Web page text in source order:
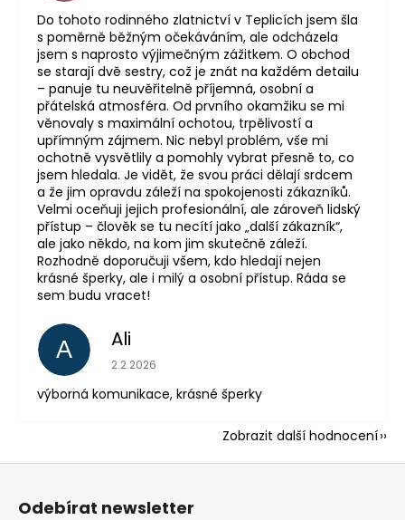
Do tohoto rodinného zlatnictví v Teplicích jsem šla
s poměrně běžným očekáváním, ale odcházela
jsem s naprosto výjimečným zážitkem. O obchod
se starají dvě sestry, což je znát na každém detailu
– panuje tu neuvěřitelně příjemná, osobní a
přátelská atmosféra. Od prvního okamžiku se mi
věnovaly s maximální ochotou, trpělivostí a
upřímným zájmem. Nic nebyl problém, vše mi
ochotně vysvětlily a pomohly vybrat přesně to, co
jsem hledala. Je vidět, že svou práci dělají srdcem
a že jim opravdu záleží na spokojenosti zákazníků.
Velmi oceňuji jejich profesionální, ale zároveň lidský
přístup – člověk se tu necítí jako „další zákazník“,
ale jako někdo, na kom jim skutečně záleží.
Rozhodně doporučuji všem, kdo hledají nejen
krásné šperky, ale i milý a osobní přístup. Ráda se
sem budu vracet!
A Ali
Hodnocení obchodu je 5 z 5 hvězdiček.
2.2.2026
výborná komunikace, krásné šperky
Zobrazit další hodnocení
Z
Odebírat newsletter